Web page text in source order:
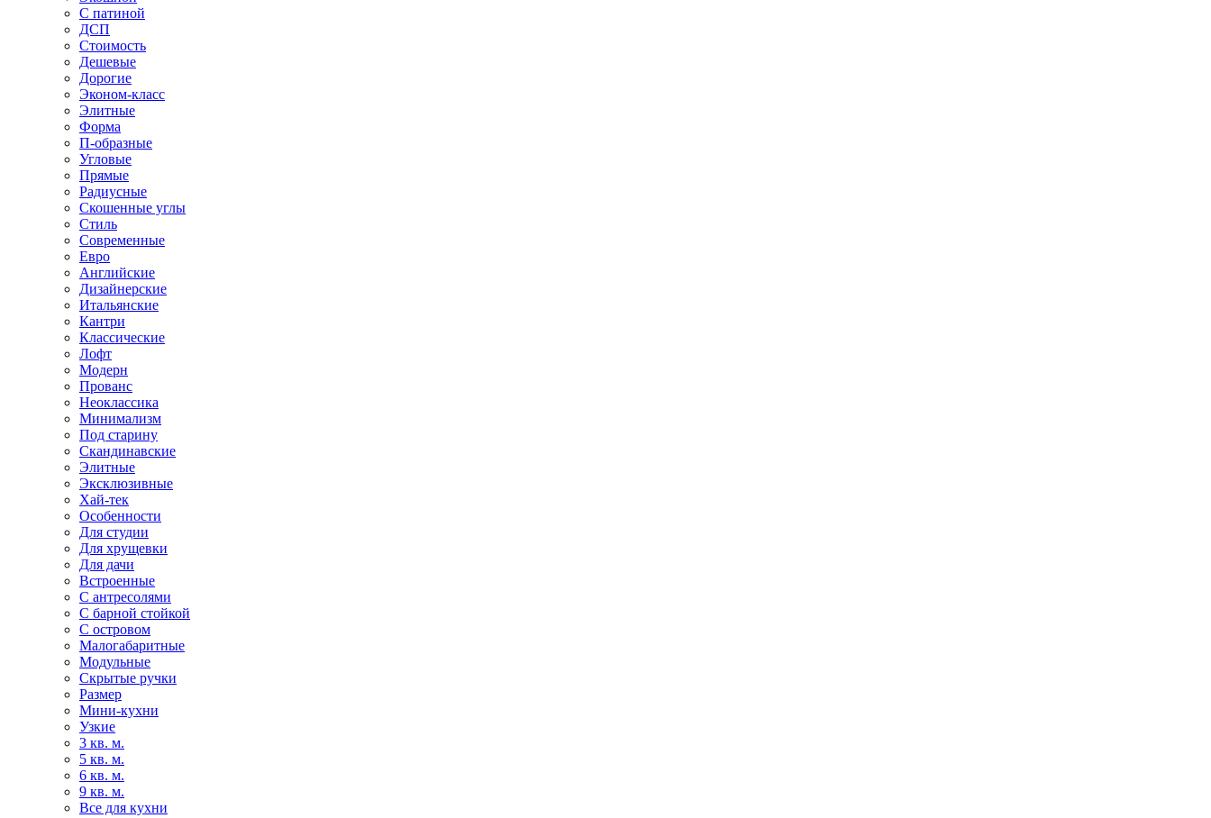
С патиной
ДСП
Стоимость
Дешевые
Дорогие
Эконом-класс
Элитные
Форма
П-образные
Угловые
Прямые
Радиусные
Скошенные углы
Стиль
Современные
Евро
Английские
Дизайнерские
Итальянские
Кантри
Классические
Лофт
Модерн
Прованс
Неоклассика
Минимализм
Под старину
Скандинавские
Элитные
Эксклюзивные
Хай-тек
Особенности
Для студии
Для хрущевки
Для дачи
Встроенные
С антресолями
С барной стойкой
С островом
Малогабаритные
Модульные
Скрытые ручки
Размер
Мини-кухни
Узкие
3 кв. м.
5 кв. м.
6 кв. м.
9 кв. м.
Все для кухни